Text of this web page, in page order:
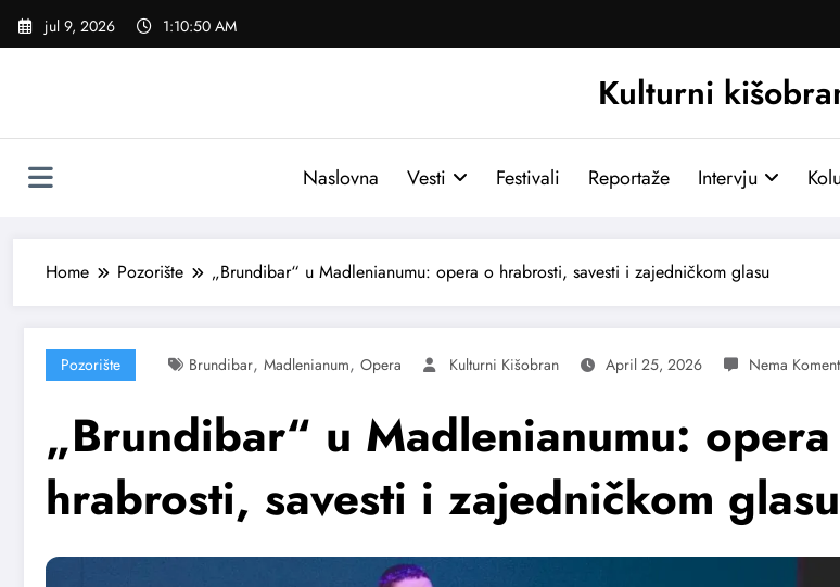
Skoči
jul 9, 2026 1:10:51 AM
Kulturni
Naslovna Vesti Festivali Reportaže Intervju
Home Pozorište „Brundibar“ u Madlenianumu: opera o hrabrosti, savesti i zajedničkom glasu
Pozorište Brundibar, Madlenianum, Opera Kulturni Kišobran April 25, 2026
„Brundibar“ u Madlenianumu:
hrabrosti, savesti i zajedničkom glasu